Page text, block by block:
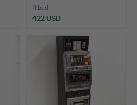
11 bud
422 USD